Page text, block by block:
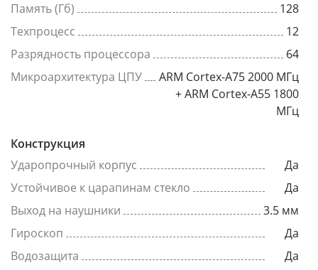
Память (Гб)
128
Техпроцесс
12
Разрядность процессора
64
Микроархитектура ЦПУ
ARM Cortex-A75 2000 МГц
+ ARM Cortex-A55 1800
МГц
Конструкция
Ударопрочный корпус
Да
Устойчивое к царапинам стекло
Да
Выход на наушники
3.5 мм
Гироскоп
Да
Водозащита
Да